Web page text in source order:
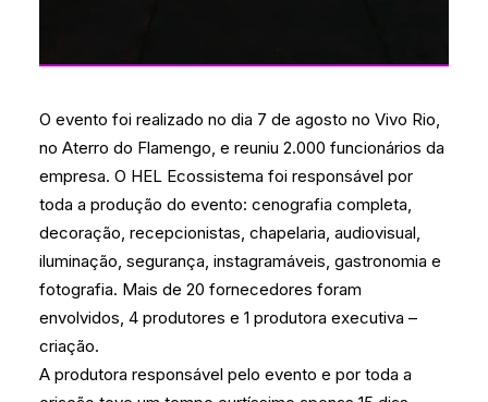
O evento foi realizado no dia 7 de agosto no Vivo Rio,
no Aterro do Flamengo, e reuniu 2.000 funcionários da
empresa. O HEL Ecossistema foi responsável por
toda a produção do evento: cenografia completa,
decoração, recepcionistas, chapelaria, audiovisual,
iluminação, segurança, instagramáveis, gastronomia e
fotografia. Mais de 20 fornecedores foram
envolvidos, 4 produtores e 1 produtora executiva –
criação.
A produtora responsável pelo evento e por toda a